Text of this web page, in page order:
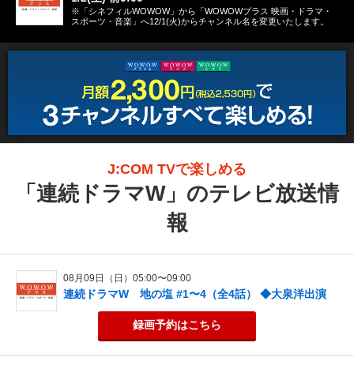
※「シネフィルWOWOW」から「WOWOWプラス 映画・ドラマ・
スポーツ・音楽」へ12/1(火)からチャンネル名を変更いたします。
J:COM TVで楽しめる
「連続ドラマW」のテレビ放送情
報
08月09日（日）05:00〜09:00
連続ドラマW 地の塩 #1〜4（全4話） ◆大泉洋出演
録画予約はこちら